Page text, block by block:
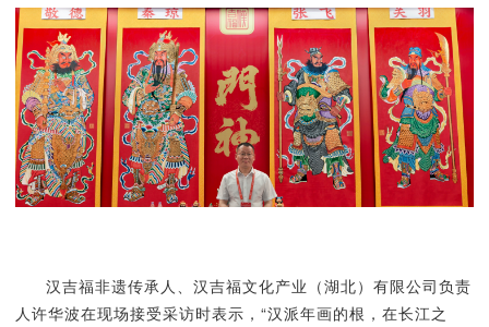
汉吉福非遗传承人、汉吉福文化产业（湖北）有限公司负责
人许华波在现场接受采访时表示，“汉派年画的根，在长江之